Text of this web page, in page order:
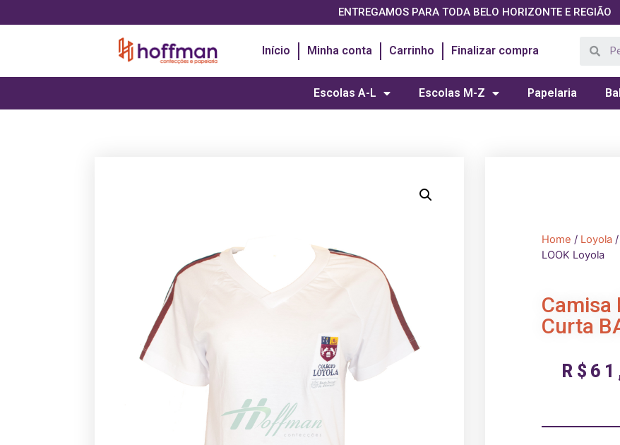
ENTREGAMOS PARA TODA BELO HORIZONTE E REGIÃO
Início Minha conta Carrinho Finalizar compra
Escolas A-L Escolas M-Z Papelaria
Home / Loyola
LOOK Loyola
Camisa
Curta
R$